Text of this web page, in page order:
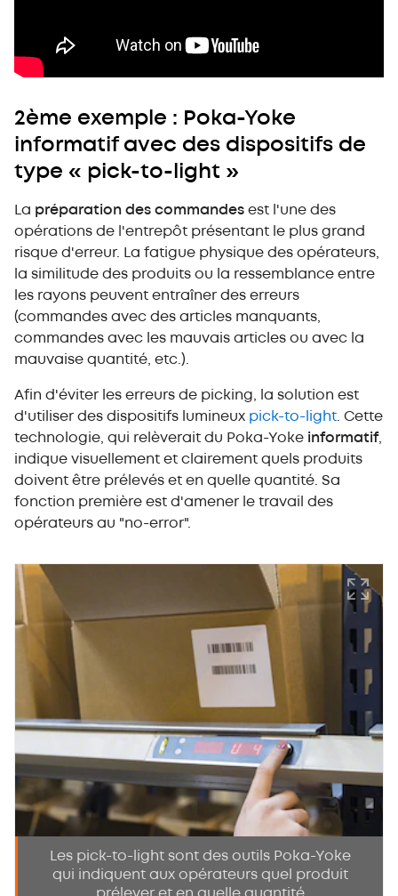
2ème exemple : Poka-Yoke
informatif avec des dispositifs de
type « pick-to-light »
La préparation des commandes est l'une des
opérations de l'entrepôt présentant le plus grand
risque d'erreur. La fatigue physique des opérateurs,
la similitude des produits ou la ressemblance entre
les rayons peuvent entraîner des erreurs
(commandes avec des articles manquants,
commandes avec les mauvais articles ou avec la
mauvaise quantité, etc.).
Afin d'éviter les erreurs de picking, la solution est
d'utiliser des dispositifs lumineux pick-to-light. Cette
technologie, qui relèverait du Poka-Yoke informatif,
indique visuellement et clairement quels produits
doivent être prélevés et en quelle quantité. Sa
fonction première est d'amener le travail des
opérateurs au "no-error".
Les pick-to-light sont des outils Poka-Yoke
qui indiquent aux opérateurs quel produit